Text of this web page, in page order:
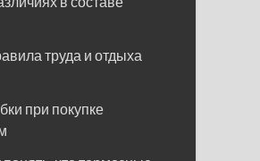
труда и отдыха
при покупке